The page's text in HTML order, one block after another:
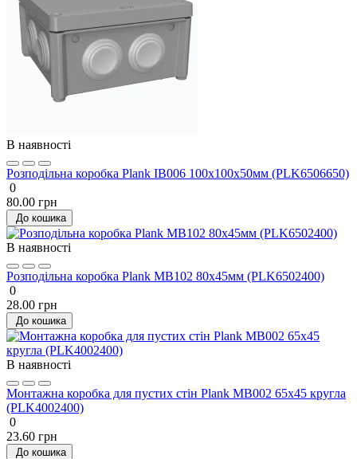
В наявності
Розподільна коробка Plank IB006 100х100х50мм (PLK6506650)
0
80.00 грн
До кошика
В наявності
Розподільна коробка Plank MB102 80х45мм (PLK6502400)
0
28.00 грн
До кошика
В наявності
Монтажна коробка для пустих стін Plank MB002 65x45 кругла
(PLK4002400)
0
23.60 грн
До кошика